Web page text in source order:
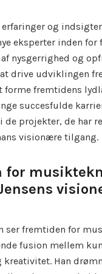
erfaringer og
eksperter inden for
nysgerrighed og
drive udviklingen
forme fremtidens
succesfulde
de projekter, de har
visionære tilgang.
for
ser fremtiden for
fusion mellem
kreativitet. Han